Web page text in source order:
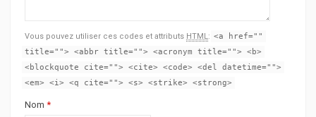
Vous pouvez utiliser ces codes et attributs HTML: <a href=""
title=""> <abbr title=""> <acronym title=""> <b>
<blockquote cite=""> <cite> <code> <del datetime="">
<em> <i> <q cite=""> <s> <strike> <strong>
Nom *